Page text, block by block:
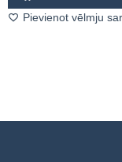
Pievienot vēlmju